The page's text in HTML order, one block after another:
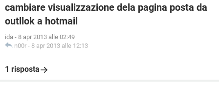
cambiare visualizzazione dela pagina posta da
outllok a hotmail
ida - 8 apr 2013 alle 02:49
n00r - 8 apr 2013 alle 12:13
1 risposta